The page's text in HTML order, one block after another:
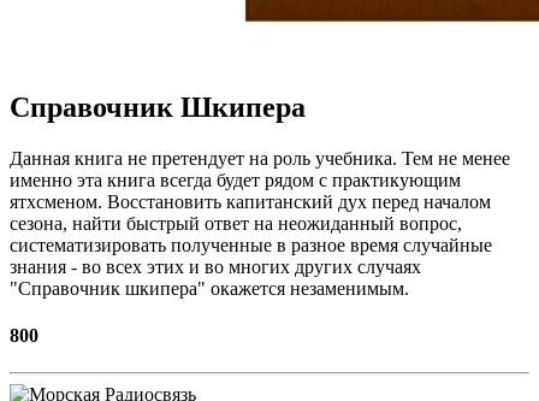
Справочник Шкипера
Данная книга не претендует на роль учебника. Тем не менее
именно эта книга всегда будет рядом с практикующим
ятхсменом. Восстановить капитанский дух перед началом
сезона, найти быстрый ответ на неожиданный вопрос,
систематизировать полученные в разное время случайные
знания - во всех этих и во многих других случаях
"Справочник шкипера" окажется незаменимым.
800